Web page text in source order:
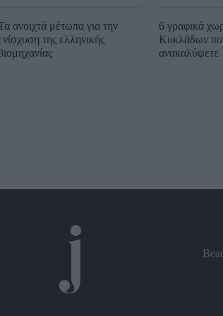
ανοιχτά μέτωπα για την
της ελληνικής
6 γραφικά
Κυκλάδων
ανακαλύψετε